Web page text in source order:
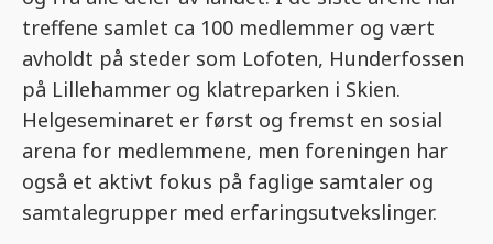
treffene samlet ca 100 medlemmer og vært
avholdt på steder som Lofoten, Hunderfossen
på Lillehammer og klatreparken i Skien.
Helgeseminaret er først og fremst en sosial
arena for medlemmene, men foreningen har
også et aktivt fokus på faglige samtaler og
samtalegrupper med erfaringsutvekslinger.